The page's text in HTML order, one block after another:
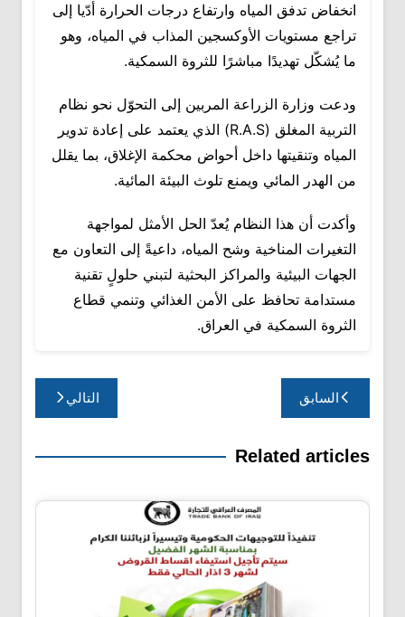
انخفاض تدفق المياه وارتفاع درجات الحرارة أدّيا إلى
تراجع مستويات الأوكسجين المذاب في المياه، وهو
ما يُشكّل تهديدًا مباشرًا للثروة السمكية.
ودعت وزارة الزراعة المربين إلى التحوّل نحو نظام
التربية المغلق (R.A.S) الذي يعتمد على إعادة تدوير
المياه وتنقيتها داخل أحواض محكمة الإغلاق، بما يقلل
من الهدر المائي ويمنع تلوث البيئة المائية.
وأكدت أن هذا النظام يُعدّ الحل الأمثل لمواجهة
التغيرات المناخية وشح المياه، داعيةً إلى التعاون مع
الجهات البيئية والمراكز البحثية لتبني حلولٍ تقنية
مستدامة تحافظ على الأمن الغذائي وتنمي قطاع
الثروة السمكية في العراق.
تصفّح
المقالات
السابق التالي
Related articles